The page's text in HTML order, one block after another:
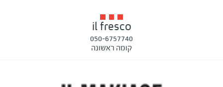
il fresco
050-6757740
קומה ראשונה